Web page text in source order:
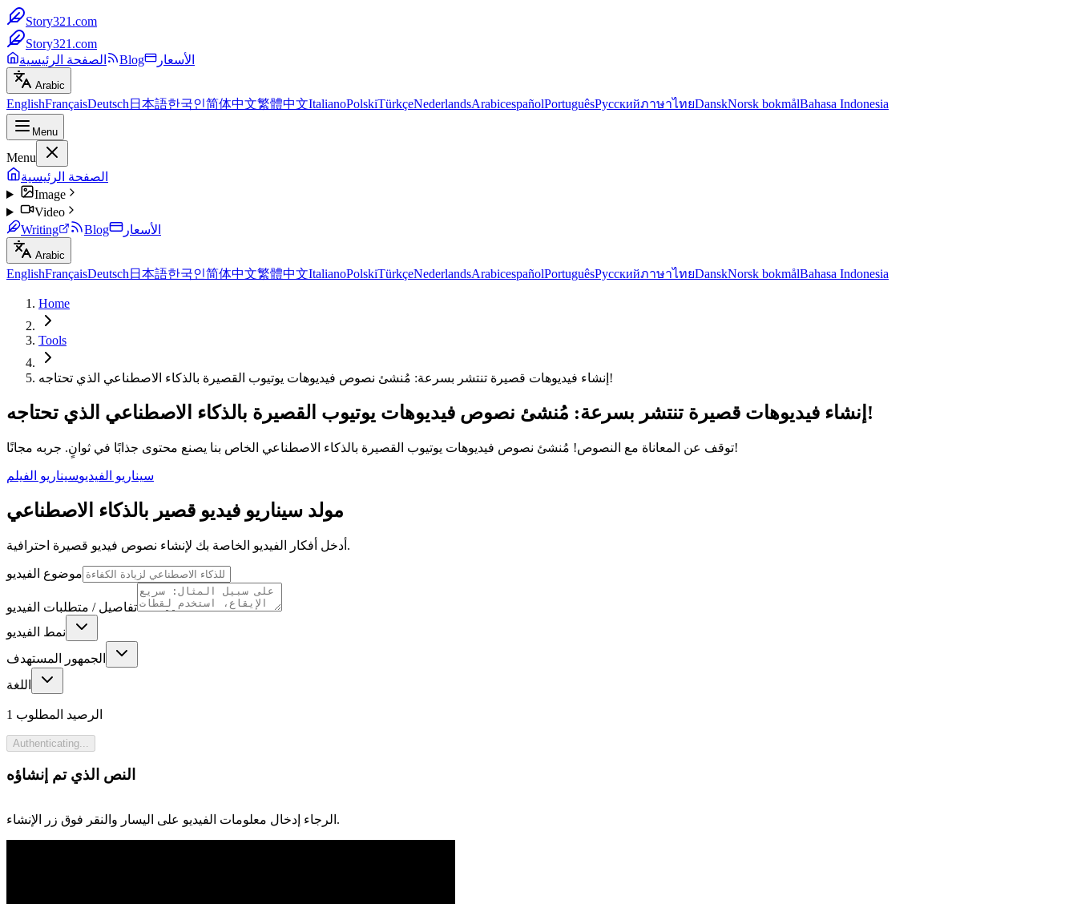
Story321.com
Story321.com
الصفحة الرئيسية
Blog الأسعار
Arabic
EnglishFrançaisDeutsch 日本語한국인简体中文繁體中文ItalianoPolskiTürkçeNederlandsArabicespañolPortuguêsРусскийภาษาไทยDanskNorsk bokmålBahasa Indonesia
Menu
Menu
الصفحة الرئيسية
Image
Video
Writing
Blog الأسعار
Arabic
EnglishFrançaisDeutsch 日本語한국인简体中文繁體中文ItalianoPolskiTürkçeNederlandsArabicespañolPortuguêsРусскийภาษาไทยDanskNorsk bokmålBahasa Indonesia
Home
Tools
إنشاء فيديوهات قصيرة تنتشر بسرعة: مُنشئ نصوص فيديوهات يوتيوب القصيرة بالذكاء الاصطناعي الذي تحتاجه!
إنشاء فيديوهات قصيرة تنتشر بسرعة: مُنشئ نصوص فيديوهات يوتيوب القصيرة بالذكاء الاصطناعي الذي تحتاجه!
توقف عن المعاناة مع النصوص! مُنشئ نصوص فيديوهات يوتيوب القصيرة بالذكاء الاصطناعي الخاص بنا يصنع محتوى جذابًا في ثوانٍ. جربه مجانًا!
سيناريو الفيديوسيناريو الفيلم
مولد سيناريو فيديو قصير بالذكاء الاصطناعي
أدخل أفكار الفيديو الخاصة بك لإنشاء نصوص فيديو قصيرة احترافية.
موضوع الفيديو
تفاصيل / متطلبات الفيديو
نمط الفيديو
الجمهور المستهدف
اللغة
الرصيد المطلوب
Authenticating...
النص الذي تم إنشاؤه
الرجاء إدخال معلومات الفيديو على اليسار والنقر فوق زر الإنشاء.